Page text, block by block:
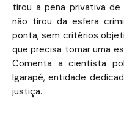
tirou a pena privativa de
não tirou da esfera
ponta, sem critérios
que precisa tomar uma
Comenta a cientista
Igarapé, entidade
justiça.